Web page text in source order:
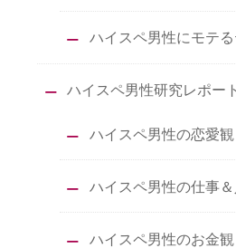
ハイスペ男性にモテ
ハイスペ男性研究レポート
ハイスペ男性の恋愛観
ハイスペ男性の仕事
ハイスペ男性のお金観